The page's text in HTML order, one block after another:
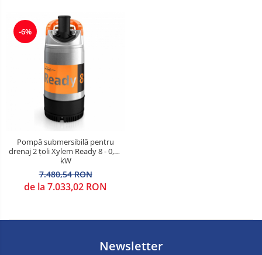
-6%
Pompă submersibilă pentru
drenaj 2 țoli Xylem Ready 8 - 0,75
kW
7.480,54 RON
de la 7.033,02 RON
Newsletter